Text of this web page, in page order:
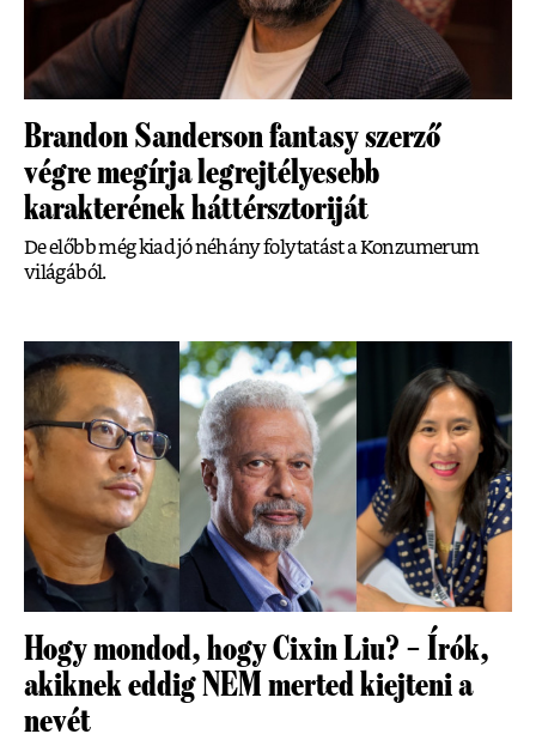
Brandon Sanderson fantasy szerző
végre megírja legrejtélyesebb
karakterének háttérsztoriját
De előbb még kiad jó néhány folytatást a Konzumerum
világából.
Hogy mondod, hogy Cixin Liu? – Írók,
akiknek eddig NEM merted kiejteni a
nevét